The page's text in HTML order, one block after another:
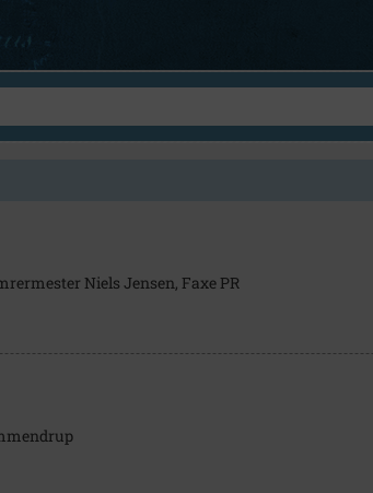
Niels Jensen, Faxe PR